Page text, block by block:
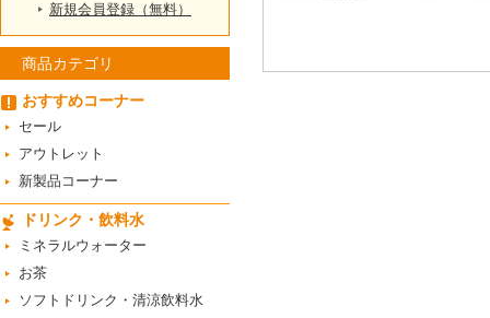
新規会員登録（無料）
商品カテゴリ
おすすめコーナー
セール
アウトレット
新製品コーナー
ドリンク・飲料水
ミネラルウォーター
お茶
ソフトドリンク・清涼飲料水